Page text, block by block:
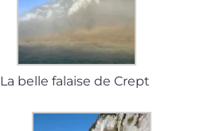
La belle falaise de Crept